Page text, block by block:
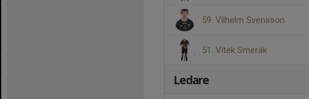
59. Vilhelm Svensson
51. Vítek Smerák
Ledare